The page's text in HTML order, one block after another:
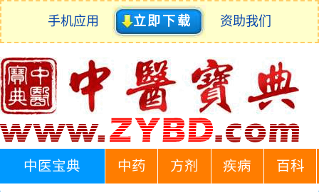
手机应用 立即下载 资助我们
中医宝典 中药 方剂 疾病 百科